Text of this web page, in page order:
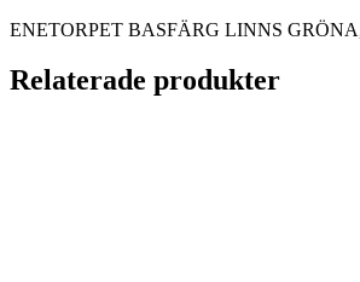
ENETORPET BASFÄRG LINNS
Relaterade produkter